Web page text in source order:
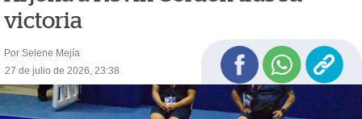
victoria
Por Selene Mejía
27 de julio de 2026, 23:38